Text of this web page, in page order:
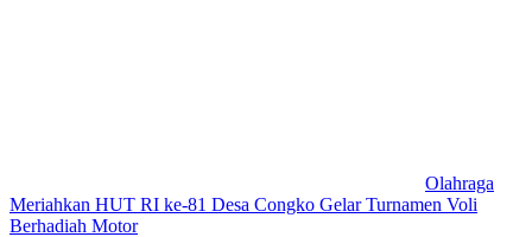
Olahraga
Meriahkan HUT RI ke-81 Desa Congko Gelar Turnamen Voli
Berhadiah Motor